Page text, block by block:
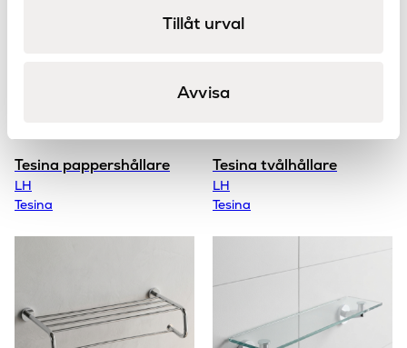
Tillåt urval
Avvisa
Tesina pappershållare
LH
Tesina
Tesina tvålhållare
LH
Tesina